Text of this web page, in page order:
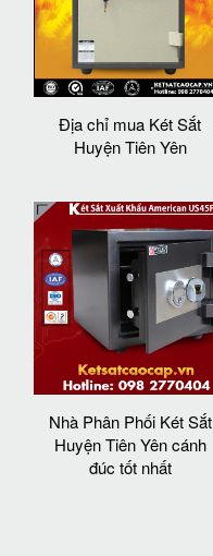
Địa chỉ mua Két Sắt
Huyện Tiên Yên
Nhà Phân Phối Két Sắt
Huyện Tiên Yên cánh
đúc tốt nhất